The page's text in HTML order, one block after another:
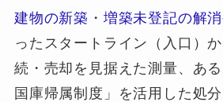
建物の新築 ・ 増築未登記の解消
ったスタートライン（入口）
続・売却を見据えた測量、あ
国庫帰属制度」を活用した処